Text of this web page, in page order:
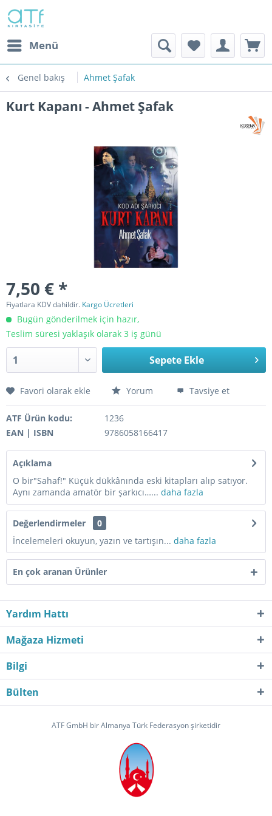
Menü
Genel bakış Ahmet Şafak
Kurt Kapanı - Ahmet Şafak
7,50 € *
Fiyatlara KDV dahildir. Kargo Ücretleri
Bugün gönderilmek için hazır,
Teslim süresi yaklaşık olarak 3 iş günü
Sepete Ekle
Favori olarak ekle Yorum Tavsiye et
ATF Ürün kodu:
1236
EAN | ISBN
9786058166417
Açıklama
O bir"Sahaf!" Küçük dükkânında eski kitapları alıp satıyor.
Aynı zamanda amatör bir şarkıcı…... daha fazla
Değerlendirmeler
0
İncelemeleri okuyun, yazın ve tartışın... daha fazla
En çok aranan Ürünler
Yardım Hattı
Mağaza Hizmeti
Bilgi
Bülten
ATF GmbH bir Almanya Türk Federasyon şirketidir